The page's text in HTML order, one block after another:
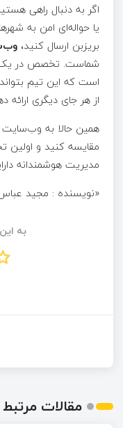
اگر به دنبال راهی
یا حواله‌ای امن به
بریزبن ارسال کنید،
شماست. تخصص در یک
است که این تیم
از هر جای دیگری ارائه
همین حالا به وب‌سایت
مقایسه کنید و اولین
مدیریت هوشمندانه
«نویسنده : مجید عباس
به
مقالات مرتبط